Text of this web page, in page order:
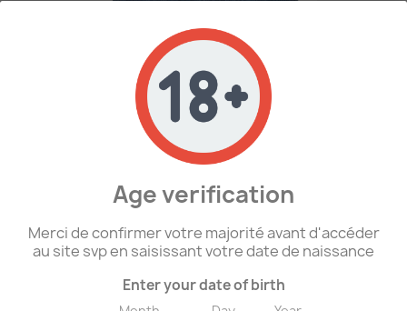
WW1 - Calot Bleu Horizon...
49,00 €
RUPTURE DE STOCK favorite_border
Age verification
Merci de confirmer votre majorité avant d'accéder
au site svp en saisissant votre date de naissance
Enter your date of birth